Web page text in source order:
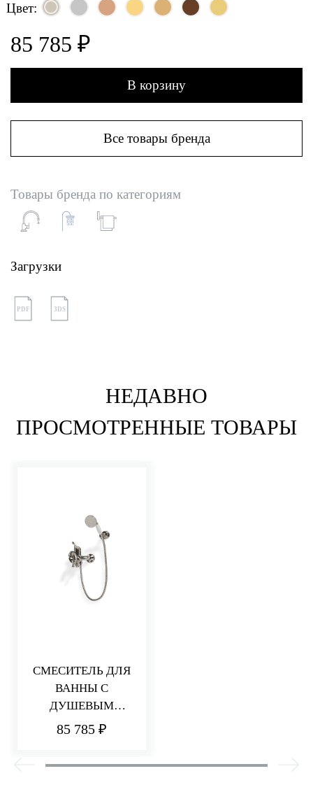
Цвет:
85 785 ₽
В корзину
Все товары бренда
Товары бренда по категориям
Загрузки
PDF 3DS
НЕДАВНО
ПРОСМОТРЕННЫЕ ТОВАРЫ
СМЕСИТЕЛЬ ДЛЯ
ВАННЫ С
ДУШЕВЫМ
КОМПЛЕКТОМ
85 785 ₽